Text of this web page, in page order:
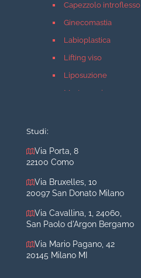
Capezzolo introflesso
Ginecomastia
Labioplastica
Lifting viso
Liposuzione
Mastopessi
Rinoplastica
Medicina estetica Milano
Acido ialuronico viso
Aumento labbra
Filler
Studi:
Via Porta, 8
22100 Como
Via Bruxelles, 10
20097 San Donato Milano
Via Cavallina, 1, 24060,
San Paolo d'Argon Bergamo
Via Mario Pagano, 42
20145 Milano MI